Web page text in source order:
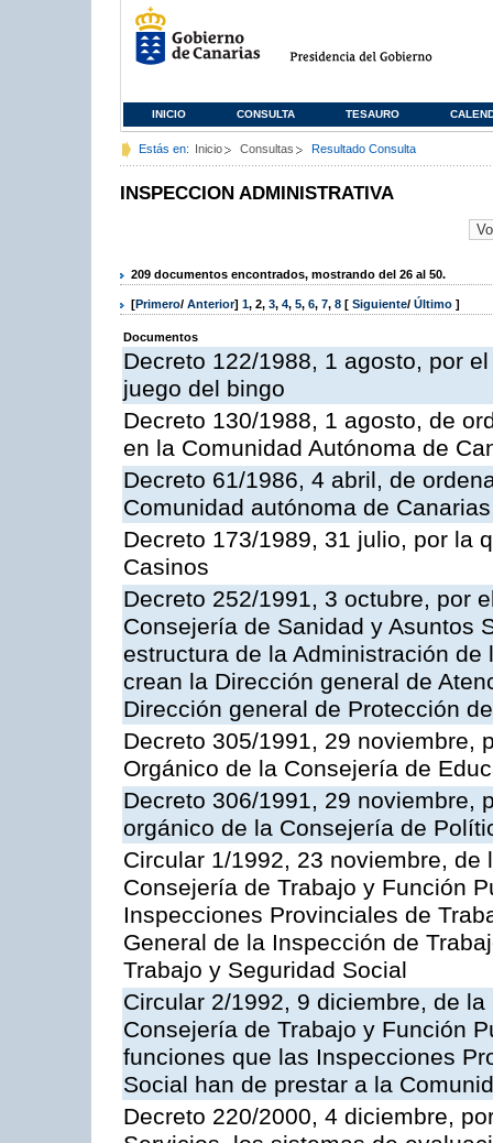
INICIO CONSULTA TESAURO
Estás en: Inicio Consultas Resultado Consulta
INSPECCION ADMINISTRATIVA
209 documentos encontrados, mostrando del 26 al 50.
[Primero/ Anterior] 1, 2, 3, 4, 5, 6, 7, 8 [ Siguiente/ Último ]
Documentos
Decreto 122/1988, 1 agosto, por
juego del bingo
Decreto 130/1988, 1 agosto, de
en la Comunidad Autónoma de
Decreto 61/1986, 4 abril, de
Comunidad autónoma de Canarias
Decreto 173/1989, 31 julio, por la
Casinos
Decreto 252/1991, 3 octubre, por
Consejería de Sanidad y Asuntos
estructura de la Administración
crean la Dirección general de
Dirección general de Protección
Decreto 305/1991, 29 noviembre,
Orgánico de la Consejería de
Decreto 306/1991, 29 noviembre,
orgánico de la Consejería de
Circular 1/1992, 23 noviembre,
Consejería de Trabajo y Función
Inspecciones Provinciales de
General de la Inspección de
Trabajo y Seguridad Social
Circular 2/1992, 9 diciembre, de
Consejería de Trabajo y Función
funciones que las Inspecciones
Social han de prestar a la
Decreto 220/2000, 4 diciembre,